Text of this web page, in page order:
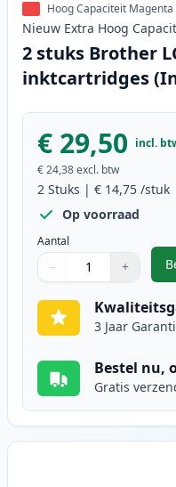
Hoog Capaciteit Magenta
Nieuw Extra Hoog
2 stuks Brother
inktcartridges
€ 29,50 incl.
€ 24,38excl. btw
2 Stuks | € 14,75 /stuk
Op voorraad
Aantal
Gebruik de knoppen
− +
1
3 Jaar
Bestel nu,
Gratis